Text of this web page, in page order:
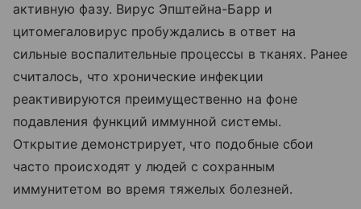
активную фазу. Вирус Эпштейна-Барр и
цитомегаловирус пробуждались в ответ на
сильные воспалительные процессы в тканях. Ранее
считалось, что хронические инфекции
реактивируются преимущественно на фоне
подавления функций иммунной системы.
Открытие демонстрирует, что подобные сбои
часто происходят у людей с сохранным
иммунитетом во время тяжелых болезней.